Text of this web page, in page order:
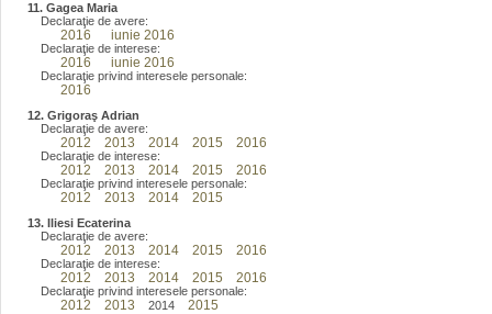
11. Gagea Maria
Declaraţie de avere:
2016 iunie 2016
Declaraţie de interese:
2016 iunie 2016
Declaraţie privind interesele personale:
2016
12. Grigoraş Adrian
Declaraţie de avere:
2012 2013 2014 2015 2016
Declaraţie de interese:
2012 2013 2014 2015 2016
Declaraţie privind interesele personale:
2012 2013 2014 2015
13. Iliesi Ecaterina
Declaraţie de avere:
2012 2013 2014 2015 2016
Declaraţie de interese:
2012 2013 2014 2015 2016
Declaraţie privind interesele personale:
2012 2013 2014 2015